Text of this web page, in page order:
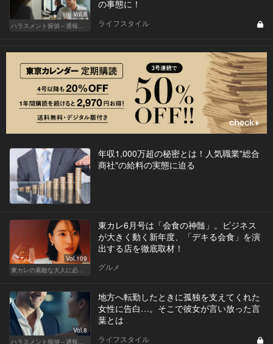
Vol.6
ハラスメント探偵～通報編～
の事態に！
ライフスタイル
年収1,000万超の秘密とは！人気職業"総合
商社"の給料の実態に迫る
Vol.109
東カレ6月号は「会食の神髄」。ビジネス
が大きく動く新年度、「デキる会食」を演
出する店を徹底取材！
グルメ
Vol.8
地方へ転勤したときに孤独を支えてくれた
女性に告白…。そこで彼女が言い放った言
葉とは
ライフスタイル